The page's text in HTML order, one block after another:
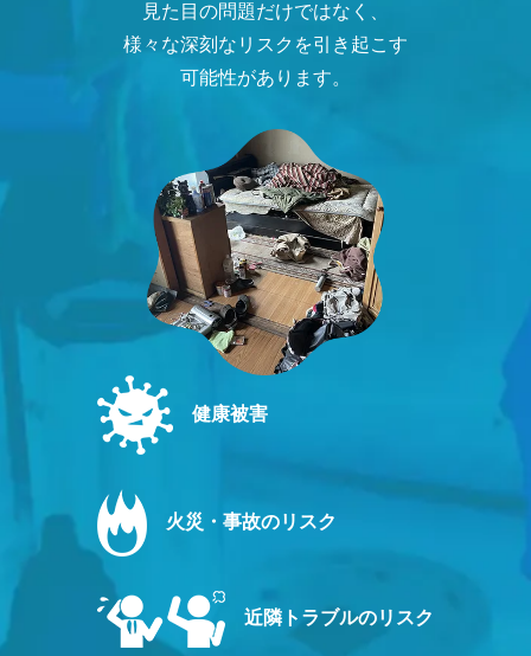
見た目の問題だけではなく、
様々な深刻なリスクを引き起こす
可能性があります。
健康被害
火災・事故のリスク
近隣トラブルのリスク